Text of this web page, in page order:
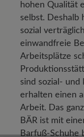
hohen Qualität
selbst. Deshalb
sozial
einwandfreie
Arbeitsplätze
sind sozial- und
erhalten einen
Arbeit. Das
BÄR ist mit
Barfuß-Schuhe